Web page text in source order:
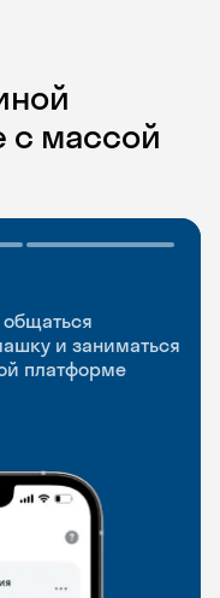
с массой
и заниматься
платформе
слова где
практики